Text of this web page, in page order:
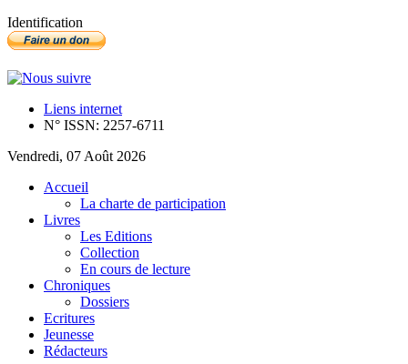
Identification
Liens internet
N° ISSN: 2257-6711
Vendredi, 07 Août 2026
Accueil
La charte de participation
Livres
Les Editions
Collection
En cours de lecture
Chroniques
Dossiers
Ecritures
Jeunesse
Rédacteurs